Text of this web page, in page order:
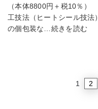
（本体8800円＋税10
工技法（ヒートシール技
の個包装な…続きを読む
1 2